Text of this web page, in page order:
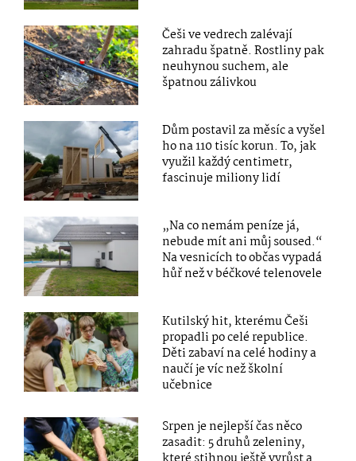
Češi ve vedrech zalévají
zahradu špatně. Rostliny pak
neuhynou suchem, ale
špatnou zálivkou
Dům postavil za měsíc a vyšel
ho na 110 tisíc korun. To, jak
využil každý centimetr,
fascinuje miliony lidí
„Na co nemám peníze já,
nebude mít ani můj soused.“
Na vesnicích to občas vypadá
hůř než v béčkové telenovele
Kutilský hit, kterému Češi
propadli po celé republice.
Děti zabaví na celé hodiny a
naučí je víc než školní
učebnice
Srpen je nejlepší čas něco
zasadit: 5 druhů zeleniny,